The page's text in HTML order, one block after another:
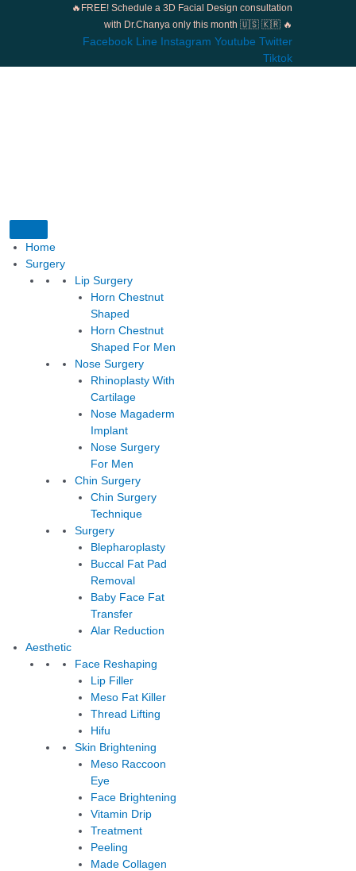
🔥FREE! Schedule a 3D Facial Design consultation
with Dr.Chanya only this month 🇺🇸 🇰🇷 🔥
Facebook Line Instagram Youtube Twitter
Tiktok
Home
Surgery
Lip Surgery
Horn Chestnut
Shaped
Horn Chestnut
Shaped For Men
Nose Surgery
Rhinoplasty With
Cartilage
Nose Magaderm
Implant
Nose Surgery
For Men
Chin Surgery
Chin Surgery
Technique
Surgery
Blepharoplasty
Buccal Fat Pad
Removal
Baby Face Fat
Transfer
Alar Reduction
Aesthetic
Face Reshaping
Lip Filler
Meso Fat Killer
Thread Lifting
Hifu
Skin Brightening
Meso Raccoon
Eye
Face Brightening
Vitamin Drip
Treatment
Peeling
Made Collagen